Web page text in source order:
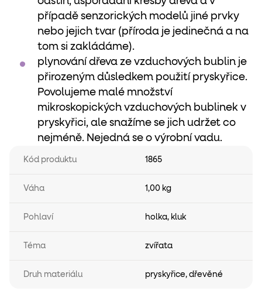
případě senzorických modelů jiné prvky
nebo jejich tvar (příroda je jedinečná a na
tom si zakládáme).
plynování dřeva ze vzduchových bublin je
přirozeným důsledkem použití pryskyřice.
Povolujeme malé množství
mikroskopických vzduchových bublinek v
pryskyřici, ale snažíme se jich udržet co
nejméně. Nejedná se o výrobní vadu.
Kód produktu 1865
Váha 1,00 kg
Pohlaví holka, kluk
Téma zvířata
Druh materiálu pryskyřice, dřevěné